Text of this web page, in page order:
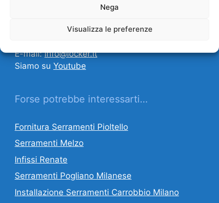
Nega
Visualizza le preferenze
V.le Lombardia 63 ang. Via Porpora
E-mail:info@locker.it
Siamo su Youtube
Forse potrebbe interessarti…
Fornitura Serramenti Pioltello
Serramenti Melzo
Infissi Renate
Serramenti Pogliano Milanese
Installazione Serramenti Carrobbio Milano